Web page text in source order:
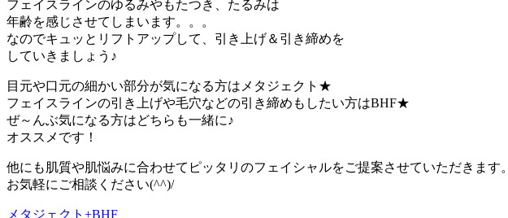
フェイスラインのゆるみやもたつき、たるみは
年齢を感じさせてしまいます。。。
なのでキュッとリフトアップして、引き上げ＆引き締めを
していきましょう♪
目元や口元の細かい部分が気になる方はメタジェクト★
フェイスラインの引き上げや毛穴などの引き締めもしたい方はBHF★
ぜ～んぶ気になる方はどちらも一緒に♪
オススメです！
他にも肌質や肌悩みに合わせてピッタリのフェイシャルをご提案させていただきます。
お気軽にご相談ください(^^)/
メタジェクト+BHF